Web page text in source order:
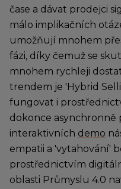
čase a dávat prodejci
málo implikačních
umožňují mnohem
fázi, díky čemuž se
mnohem rychleji
trendem je 'Hybrid
fungovat i
dokonce asynchronně
interaktivních demo
empatii a 'vytahování'
prostřednictvím
oblasti Průmyslu 4.0